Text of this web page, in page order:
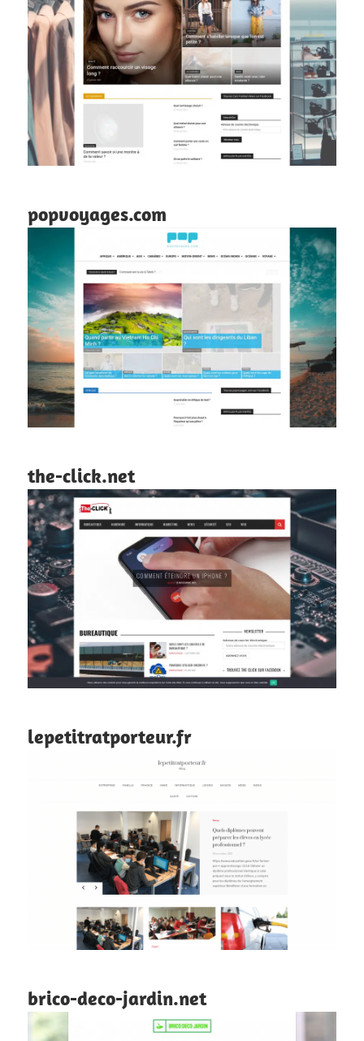
popvoyages.com
the-click.net
lepetitratporteur.fr
brico-deco-jardin.net